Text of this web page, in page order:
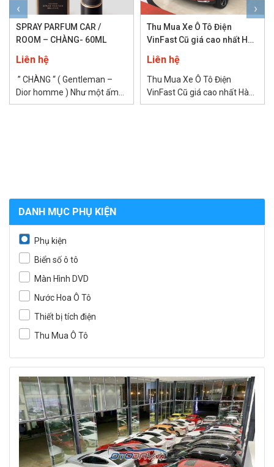
SPRAY PARFUM CAR /
ROOM – CHÀNG- 60ML
Liên hệ
” CHÀNG “ ( Gentleman –
Dior homme ) Như một ấm
trà chiều yên tĩnh dành cho
Thu Mua Xe Ô Tô Điện
VinFast Cũ giá cao nhất Hà
Liên hệ
Thu Mua Xe Ô Tô Điện
VinFast Cũ giá cao nhất Hà
Nội – Dịch vụ thu mua
‹ ›
DANH MỤC PHỤ KIỆN
Phụ kiện
Biển số ô tô
Màn Hình DVD
Nước Hoa Ô Tô
Thiết bị tích điện
Thu Mua Ô Tô